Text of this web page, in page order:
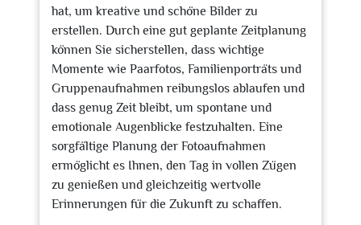
hat, um kreative und schöne Bilder zu
erstellen. Durch eine gut geplante Zeitplanung
können Sie sicherstellen, dass wichtige
Momente wie Paarfotos, Familienporträts und
Gruppenaufnahmen reibungslos ablaufen und
dass genug Zeit bleibt, um spontane und
emotionale Augenblicke festzuhalten. Eine
sorgfältige Planung der Fotoaufnahmen
ermöglicht es Ihnen, den Tag in vollen Zügen
zu genießen und gleichzeitig wertvolle
Erinnerungen für die Zukunft zu schaffen.